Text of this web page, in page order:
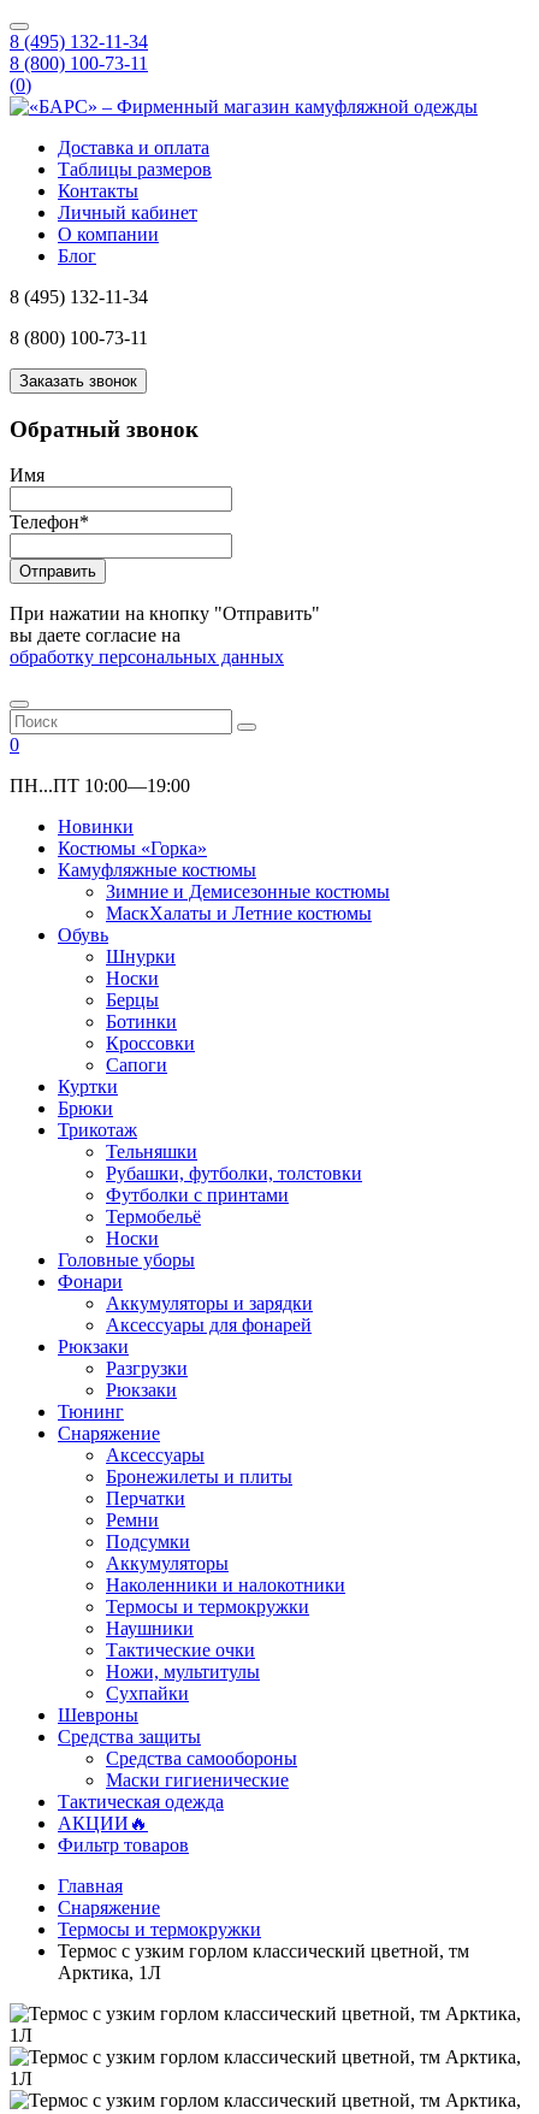
8 (495) 132-11-34
8 (800) 100-73-11
(0)
Доставка и оплата
Таблицы размеров
Контакты
Личный кабинет
О компании
Блог
8 (495) 132-11-34
8 (800) 100-73-11
Заказать звонок
Обратный звонок
Имя
Телефон*
Отправить
При нажатии на кнопку "Отправить"
вы даете согласие на
обработку персональных данных
0
ПН...ПТ 10:00—19:00
Новинки
Костюмы «Горка»
Камуфляжные костюмы
Зимние и Демисезонные костюмы
МаскХалаты и Летние костюмы
Обувь
Шнурки
Носки
Берцы
Ботинки
Кроссовки
Сапоги
Куртки
Брюки
Трикотаж
Тельняшки
Рубашки, футболки, толстовки
Футболки с принтами
Термобельё
Носки
Головные уборы
Фонари
Аккумуляторы и зарядки
Аксессуары для фонарей
Рюкзаки
Разгрузки
Рюкзаки
Тюнинг
Снаряжение
Аксессуары
Бронежилеты и плиты
Перчатки
Ремни
Подсумки
Аккумуляторы
Наколенники и налокотники
Термосы и термокружки
Наушники
Тактические очки
Ножи, мультитулы
Сухпайки
Шевроны
Средства защиты
Средства самообороны
Маски гигиенические
Тактическая одежда
АКЦИИ🔥
Фильтр товаров
Главная
Снаряжение
Термосы и термокружки
Термос с узким горлом классический цветной, тм
Арктика, 1Л